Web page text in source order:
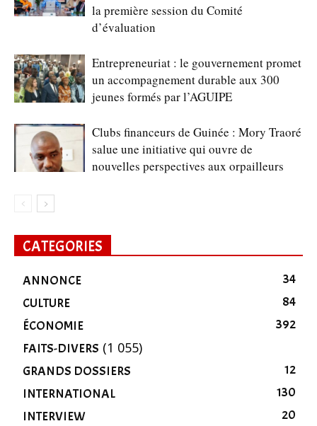
la première session du Comité
d’évaluation
Entrepreneuriat : le gouvernement promet
un accompagnement durable aux 300
jeunes formés par l’AGUIPE
Clubs financeurs de Guinée : Mory Traoré
salue une initiative qui ouvre de
nouvelles perspectives aux orpailleurs
CATEGORIES
ANNONCE
34
CULTURE
84
ÉCONOMIE
392
FAITS-DIVERS (1 055)
GRANDS DOSSIERS
12
INTERNATIONAL
130
INTERVIEW
20